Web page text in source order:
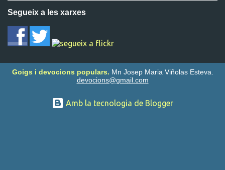
r
s
Segueix a les xarxes
Goigs i devocions populars. Mn Josep Maria Viñolas Esteva.
devocions@gmail.com
Amb la tecnologia de Blogger